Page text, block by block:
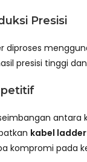
Presisi
diproses
presisi tinggi
antara
kabel
kompromi pada